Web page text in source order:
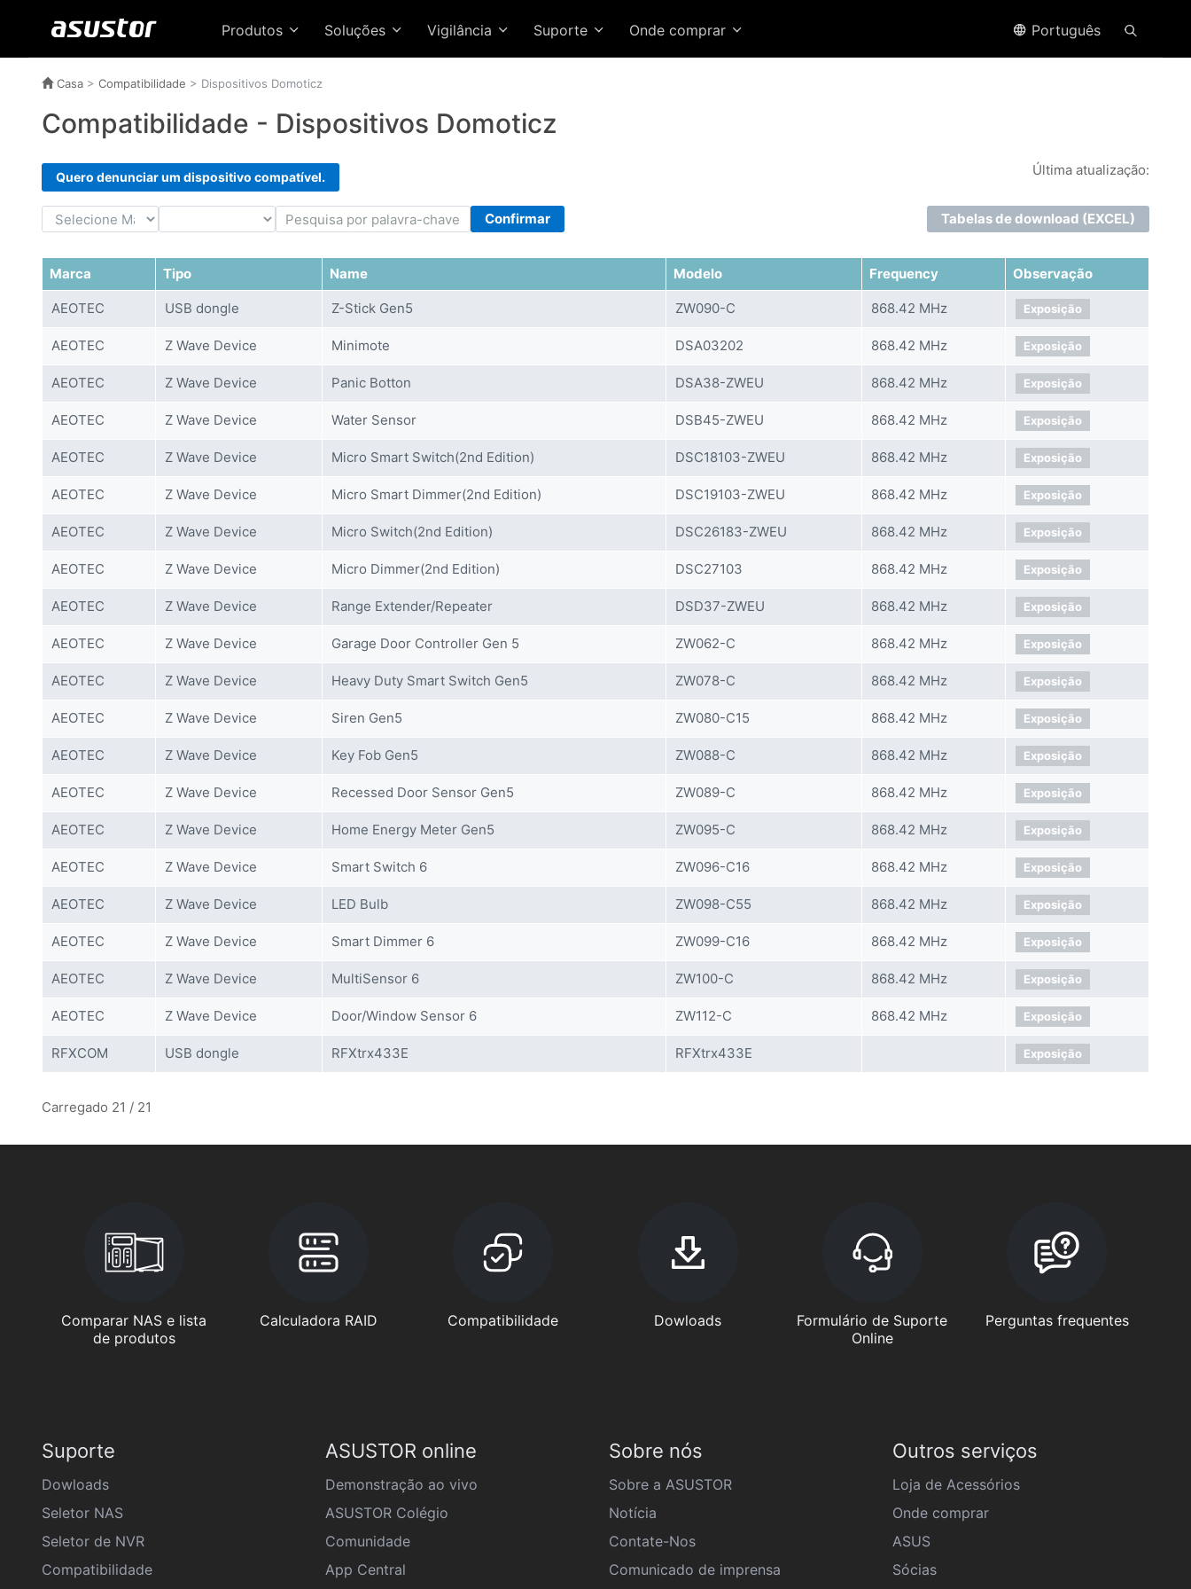
Produtos Soluções Vigilância Suporte Onde comprar Português
Casa > Compatibilidade > Dispositivos Domoticz
Compatibilidade - Dispositivos Domoticz
Quero denunciar um dispositivo compatível. Última atualização:
Confirmar Tabelas de download (EXCEL)
Marca Tipo Name Modelo Frequency Observação
AEOTEC USB dongle Z-Stick Gen5 ZW090-C 868.42 MHz Exposição
AEOTEC Z Wave Device Minimote DSA03202 868.42 MHz Exposição
AEOTEC Z Wave Device Panic Botton DSA38-ZWEU 868.42 MHz Exposição
AEOTEC Z Wave Device Water Sensor DSB45-ZWEU 868.42 MHz Exposição
AEOTEC Z Wave Device Micro Smart Switch(2nd Edition) DSC18103-ZWEU 868.42 MHz Exposição
AEOTEC Z Wave Device Micro Smart Dimmer(2nd Edition) DSC19103-ZWEU 868.42 MHz Exposição
AEOTEC Z Wave Device Micro Switch(2nd Edition) DSC26183-ZWEU 868.42 MHz Exposição
AEOTEC Z Wave Device Micro Dimmer(2nd Edition) DSC27103 868.42 MHz Exposição
AEOTEC Z Wave Device Range Extender/Repeater DSD37-ZWEU 868.42 MHz Exposição
AEOTEC Z Wave Device Garage Door Controller Gen 5 ZW062-C 868.42 MHz Exposição
AEOTEC Z Wave Device Heavy Duty Smart Switch Gen5 ZW078-C 868.42 MHz Exposição
AEOTEC Z Wave Device Siren Gen5 ZW080-C15 868.42 MHz Exposição
AEOTEC Z Wave Device Key Fob Gen5 ZW088-C 868.42 MHz Exposição
AEOTEC Z Wave Device Recessed Door Sensor Gen5 ZW089-C 868.42 MHz Exposição
AEOTEC Z Wave Device Home Energy Meter Gen5 ZW095-C 868.42 MHz Exposição
AEOTEC Z Wave Device Smart Switch 6 ZW096-C16 868.42 MHz Exposição
AEOTEC Z Wave Device LED Bulb ZW098-C55 868.42 MHz Exposição
AEOTEC Z Wave Device Smart Dimmer 6 ZW099-C16 868.42 MHz Exposição
AEOTEC Z Wave Device MultiSensor 6 ZW100-C 868.42 MHz Exposição
AEOTEC Z Wave Device Door/Window Sensor 6 ZW112-C 868.42 MHz Exposição
RFXCOM USB dongle RFXtrx433E RFXtrx433E Exposição
Carregado 21 / 21
Comparar NAS e lista
de produtos
Calculadora RAID Compatibilidade Dowloads
Formulário de Suporte
Online
Perguntas frequentes
Suporte
Dowloads
Seletor NAS
Seletor de NVR
Compatibilidade
ASUSTOR online
Demonstração ao vivo
ASUSTOR Colégio
Comunidade
App Central
Sobre nós
Sobre a ASUSTOR
Notícia
Contate-Nos
Comunicado de imprensa
Outros serviços
Loja de Acessórios
Onde comprar
ASUS
Sócias